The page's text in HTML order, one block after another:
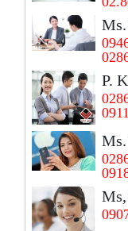
P.